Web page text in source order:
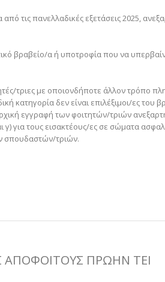
τις πανελλαδικές εξετάσεις 2025,
βραβείο/α ή υποτροφία που να
τριες με οποιονδήποτε άλλον τρόπο
κατηγορία δεν είναι επιλέξιμοι/ες του
εγγραφή των φοιτητών/τριών
για τους εισακτέους/ες σε σώματα
σπουδαστών/τριών.
ΑΠΟΦΟΙΤΟΥΣ ΠΡΩΗΝ ΤΕΙ